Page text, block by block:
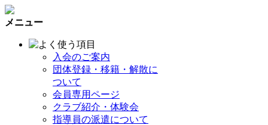
メニュー
入会のご案内
団体登録・移籍・解散に
ついて
会員専用ページ
クラブ紹介・体験会
指導員の派遣について